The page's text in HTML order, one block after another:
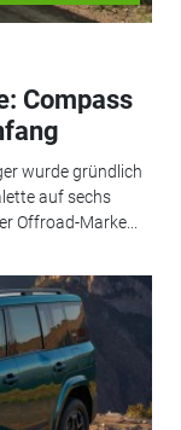
Compass
wurde gründlich
auf sechs
Offroad-Marke...